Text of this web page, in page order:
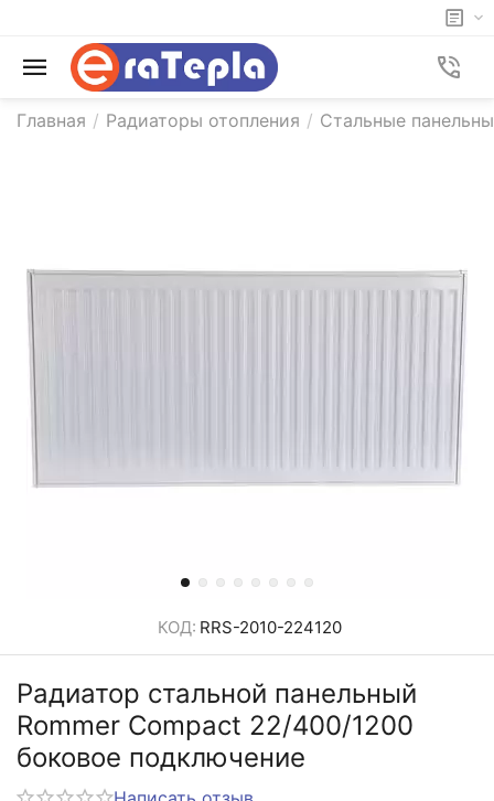
Главная / Радиаторы отопления / Стальные
КОД: RRS-2010-224120
Радиатор стальной панельный
Rommer Compact 22/400/1200
боковое подключение